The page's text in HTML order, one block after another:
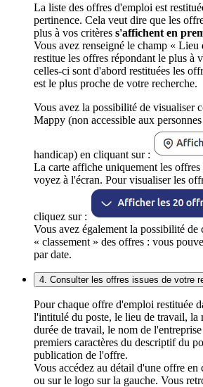
La liste des offres d'emploi est
pertinence. Cela veut dire que les
plus à vos critères s'affichent en
Vous avez renseigné le champ «
restitue les offres répondant le plus à
celles-ci sont d'abord restituées les
est le plus proche de votre recherche.
Vous avez la possibilité de visualiser
Mappy (non accessible aux
handicap) en cliquant sur :
La carte affiche uniquement les
voyez à l'écran. Pour visualiser les
cliquez sur :
Vous avez également la possibilité de
« classement » des offres : vous
par date.
4. Consulter les offres issues de votre
Pour chaque offre d'emploi restituée
l'intitulé du poste, le lieu de travail, la
durée de travail, le nom de
premiers caractères du descriptif du
publication de l'offre.
Vous accédez au détail d'une offre
ou sur le logo sur la gauche. Vous